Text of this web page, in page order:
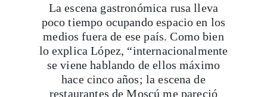
La escena gastronómica rusa lleva
poco tiempo ocupando espacio en los
medios fuera de ese país. Como bien
lo explica López, “internacionalmente
se viene hablando de ellos máximo
hace cinco años; la escena de
restaurantes de Moscú me pareció